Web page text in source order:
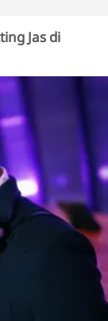
Jas di